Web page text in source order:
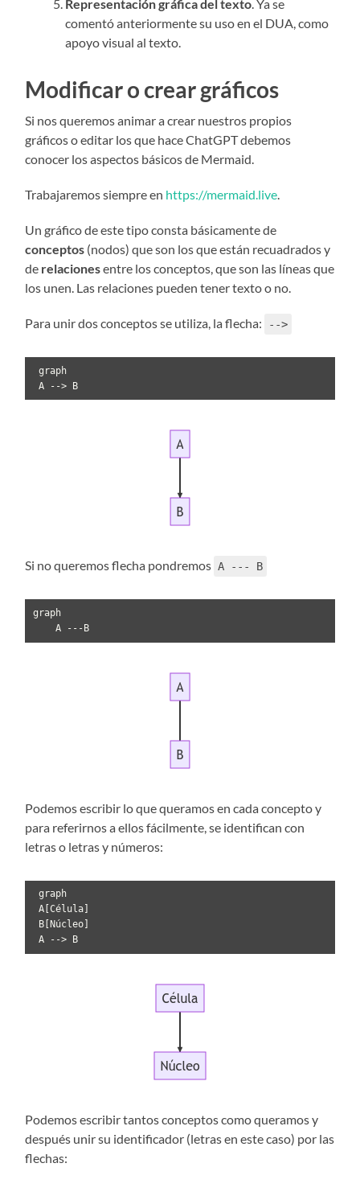
Representación gráfica del texto. Ya se
comentó anteriormente su uso en el DUA, como
apoyo visual al texto.
Modificar o crear gráficos
Si nos queremos animar a crear nuestros propios
gráficos o editar los que hace ChatGPT debemos
conocer los aspectos básicos de Mermaid.
Trabajaremos siempre en https://mermaid.live.
Un gráfico de este tipo consta básicamente de
conceptos (nodos) que son los que están recuadrados y
de relacionesentre los conceptos, que son las líneas que
los unen. Las relaciones pueden tener texto o no.
Para unir dos conceptos se utiliza, la flecha: -->
A --> B
Si no queremos flecha pondremos A --- B
graph
    A ---B
Podemos escribir lo que queramos en cada concepto y
para referirnos a ellos fácilmente, se identifican con
letras o letras y números:
A --> B
Podemos escribir tantos conceptos como queramos y
después unir su identificador (letras en este caso) por las
flechas: